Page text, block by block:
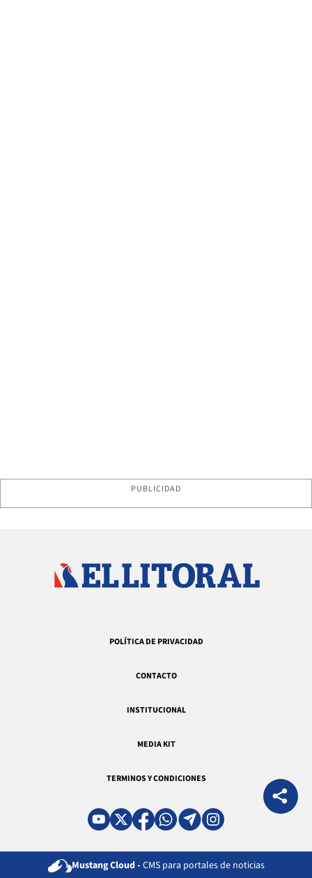
PUBLICIDAD
POLÍTICA DE PRIVACIDAD
CONTACTO
INSTITUCIONAL
MEDIA KIT
TERMINOS Y CONDICIONES
Mustang Cloud - CMS para portales de noticias